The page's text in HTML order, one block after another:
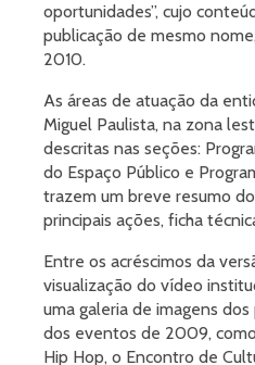
oportunidades”, cujo
publicação de mesmo
2010.
As áreas de atuação da
Miguel Paulista, na zona
descritas nas seções:
do Espaço Público e
trazem um breve resumo
principais ações, ficha
Entre os acréscimos da
visualização do vídeo
uma galeria de imagens
dos eventos de 2009,
Hip Hop, o Encontro de